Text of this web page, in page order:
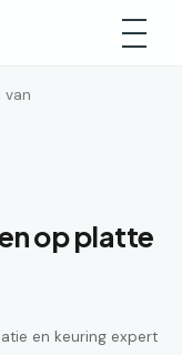
van
op platte
en keuring expert